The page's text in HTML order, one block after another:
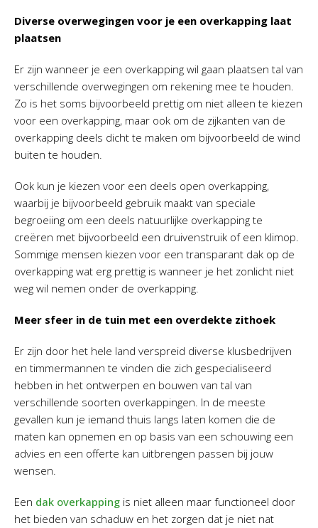
Diverse overwegingen voor je een overkapping laat
plaatsen
Er zijn wanneer je een overkapping wil gaan plaatsen tal van
verschillende overwegingen om rekening mee te houden.
Zo is het soms bijvoorbeeld prettig om niet alleen te kiezen
voor een overkapping, maar ook om de zijkanten van de
overkapping deels dicht te maken om bijvoorbeeld de wind
buiten te houden.
Ook kun je kiezen voor een deels open overkapping,
waarbij je bijvoorbeeld gebruik maakt van speciale
begroeiing om een deels natuurlijke overkapping te
creëren met bijvoorbeeld een druivenstruik of een klimop.
Sommige mensen kiezen voor een transparant dak op de
overkapping wat erg prettig is wanneer je het zonlicht niet
weg wil nemen onder de overkapping.
Meer sfeer in de tuin met een overdekte zithoek
Er zijn door het hele land verspreid diverse klusbedrijven
en timmermannen te vinden die zich gespecialiseerd
hebben in het ontwerpen en bouwen van tal van
verschillende soorten overkappingen. In de meeste
gevallen kun je iemand thuis langs laten komen die de
maten kan opnemen en op basis van een schouwing een
advies en een offerte kan uitbrengen passen bij jouw
wensen.
Een dak overkapping is niet alleen maar functioneel door
het bieden van schaduw en het zorgen dat je niet nat